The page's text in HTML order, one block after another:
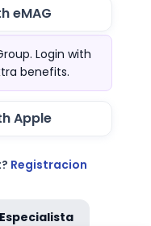
eMAG
Login with
benefits.
Apple
Registracion